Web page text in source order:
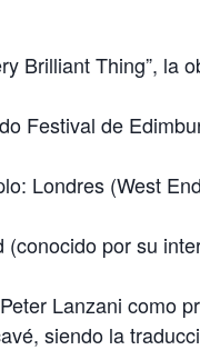
Brilliant Thing”, la
Festival de
Londres (West
por su
Lanzani como
siendo la